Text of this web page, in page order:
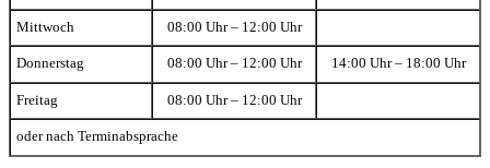
Mittwoch 08:00 Uhr – 12:00 Uhr
Donnerstag 08:00 Uhr – 12:00 Uhr 14:00 Uhr – 18:00 Uhr
Freitag 08:00 Uhr – 12:00 Uhr
oder nach Terminabsprache